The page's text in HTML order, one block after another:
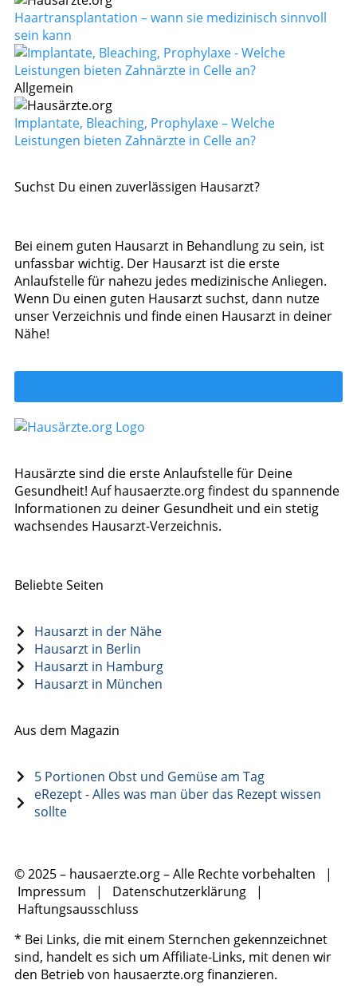
Haartransplantation – wann sie medizinisch sinnvoll
sein kann
Allgemein
Implantate, Bleaching, Prophylaxe – Welche
Leistungen bieten Zahnärzte in Celle an?
Suchst Du einen zuverlässigen Hausarzt?
Bei einem guten Hausarzt in Behandlung zu sein, ist
unfassbar wichtig. Der Hausarzt ist die erste
Anlaufstelle für nahezu jedes medizinische Anliegen.
Wenn Du einen guten Hausarzt suchst, dann nutze
unser Verzeichnis und finde einen Hausarzt in deiner
Nähe!
Hausärzte sind die erste Anlaufstelle für Deine
Gesundheit! Auf hausaerzte.org findest du spannende
Informationen zu deiner Gesundheit und ein stetig
wachsendes Hausarzt-Verzeichnis.
Beliebte Seiten
Hausarzt in der Nähe
Hausarzt in Berlin
Hausarzt in Hamburg
Hausarzt in München
Aus dem Magazin
5 Portionen Obst und Gemüse am Tag
eRezept - Alles was man über das Rezept wissen
sollte
© 2025 – hausaerzte.org – Alle Rechte vorbehalten |
Impressum | Datenschutzerklärung |
Haftungsausschluss
* Bei Links, die mit einem Sternchen gekennzeichnet
sind, handelt es sich um Affiliate-Links, mit denen wir
den Betrieb von hausaerzte.org finanzieren.